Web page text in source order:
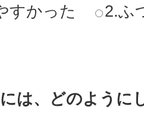
すかった
2.ふ
は、どのように